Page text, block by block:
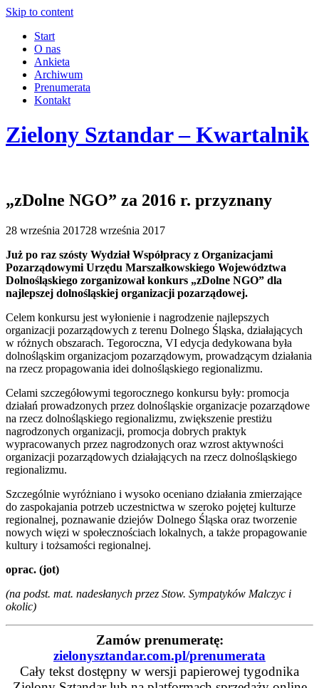
Skip to content
Start
O nas
Ankieta
Archiwum
Prenumerata
Kontakt
Zielony Sztandar – Kwartalnik
„zDolne NGO” za 2016 r. przyznany
28 września 201728 września 2017
Już po raz szósty Wydział Współpracy z Organizacjami
Pozarządowymi Urzędu Marszałkowskiego Województwa
Dolnośląskiego zorganizował konkurs „zDolne NGO” dla
najlepszej dolnośląskiej organizacji pozarządowej.
Celem konkursu jest wyłonienie i nagrodzenie najlepszych
organizacji pozarządowych z terenu Dolnego Śląska, działających
w różnych obszarach. Tegoroczna, VI edycja dedykowana była
dolnośląskim organizacjom pozarządowym, prowadzącym działania
na rzecz propagowania idei dolnośląskiego regionalizmu.
Celami szczegółowymi tegorocznego konkursu były: promocja
działań prowadzonych przez dolnośląskie organizacje pozarządowe
na rzecz dolnośląskiego regionalizmu, zwiększenie prestiżu
nagrodzonych organizacji, promocja dobrych praktyk
wypracowanych przez nagrodzonych oraz wzrost aktywności
organizacji pozarządowych działających na rzecz dolnośląskiego
regionalizmu.
Szczególnie wyróżniano i wysoko oceniano działania zmierzające
do zaspokajania potrzeb uczestnictwa w szeroko pojętej kulturze
regionalnej, poznawanie dziejów Dolnego Śląska oraz tworzenie
nowych więzi w społecznościach lokalnych, a także propagowanie
kultury i tożsamości regionalnej.
oprac. (jot)
(na podst. mat. nadesłanych przez Stow. Sympatyków Malczyc i
okolic)
Zamów prenumeratę:
zielonysztandar.com.pl/prenumerata
Cały tekst dostępny w wersji papierowej tygodnika